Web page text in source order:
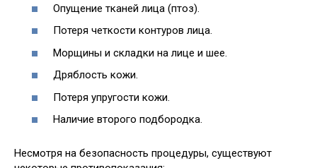
Опущение тканей лица (птоз).
Потеря четкости контуров лица.
Морщины и складки на лице и шее.
Дряблость кожи.
Потеря упругости кожи.
Наличие второго подбородка.
Несмотря на безопасность процедуры, существуют